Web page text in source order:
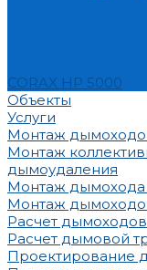
CORAX HP 5000
Объекты
Услуги
Монтаж
Монтаж
дымоудаления
Монтаж дымохода
Монтаж
Расчет дымоходов
Расчет дымовой
Проектирование